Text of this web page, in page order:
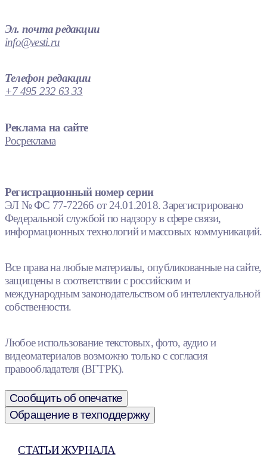
Эл. почта редакции
info@vesti.ru
Телефон редакции
+7 495 232 63 33
Реклама на сайте
Росреклама
Регистрационный номер серии
ЭЛ № ФС 77-72266 от 24.01.2018. Зарегистрировано
Федеральной службой по надзору в сфере связи,
информационных технологий и массовых коммуникаций.
Все права на любые материалы, опубликованные на сайте,
защищены в соответствии с российским и
международным законодательством об интеллектуальной
собственности.
Любое использование текстовых, фото, аудио и
видеоматериалов возможно только с согласия
правообладателя (ВГТРК).
Сообщить об опечатке
Обращение в техподдержку
СТАТЬИ ЖУРНАЛА